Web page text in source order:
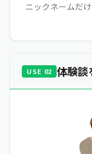
ニックネームだ
USE 02 体験談